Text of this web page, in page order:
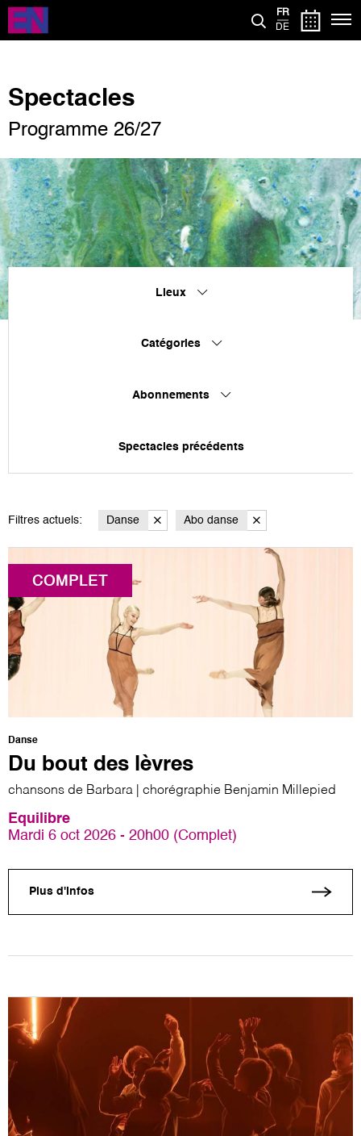
Aller
contenu
FR
DE
Spectacles
Programme 26/27
Lieux
Catégories
Abonnements
Spectacles précédents
Filtres actuels: Danse Abo danse
COMPLET
Danse
Du bout des lèvres
chansons de Barbara | chorégraphie Benjamin Millepied
Equilibre
Mardi 6 oct 2026 - 20h00 (Complet)
Plus d'infos